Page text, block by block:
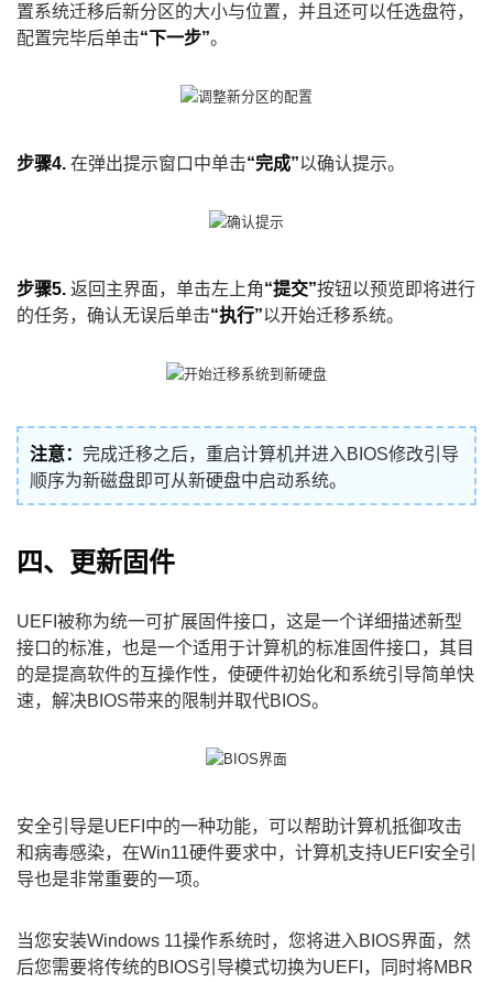
置系统迁移后新分区的大小与位置，并且还可以任选盘符，
配置完毕后单击“下一步”。
步骤4. 在弹出提示窗口中单击“完成”以确认提示。
步骤5. 返回主界面，单击左上角“提交”按钮以预览即将进行
的任务，确认无误后单击“执行”以开始迁移系统。
注意： 完成迁移之后，重启计算机并进入BIOS修改引导
顺序为新磁盘即可从新硬盘中启动系统。
四、更新固件
UEFI被称为统一可扩展固件接口，这是一个详细描述新型
接口的标准，也是一个适用于计算机的标准固件接口，其目
的是提高软件的互操作性，使硬件初始化和系统引导简单快
速，解决BIOS带来的限制并取代BIOS。
安全引导是UEFI中的一种功能，可以帮助计算机抵御攻击
和病毒感染，在Win11硬件要求中，计算机支持UEFI安全引
导也是非常重要的一项。
当您安装Windows 11操作系统时，您将进入BIOS界面，然
后您需要将传统的BIOS引导模式切换为UEFI，同时将MBR